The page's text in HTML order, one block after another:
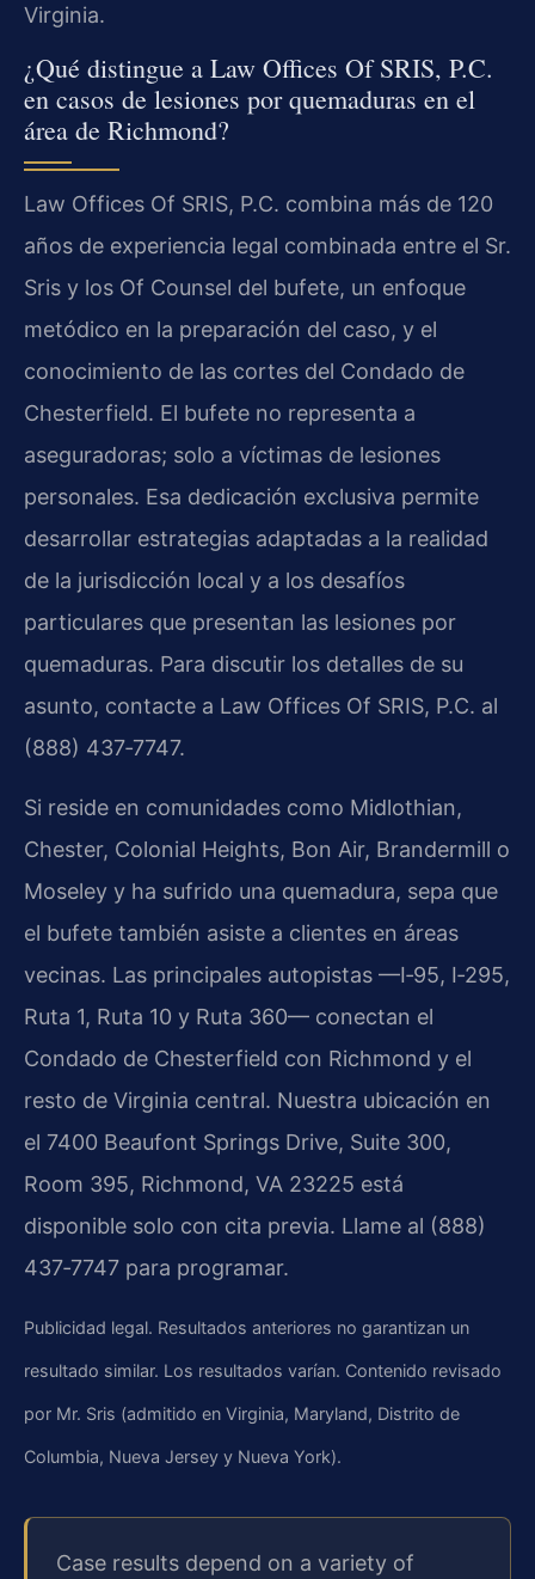
Virginia.
¿Qué distingue a Law Offices Of SRIS, P.C.
en casos de lesiones por quemaduras en el
área de Richmond?
Law Offices Of SRIS, P.C. combina más de 120
años de experiencia legal combinada entre el Sr.
Sris y los Of Counsel del bufete, un enfoque
metódico en la preparación del caso, y el
conocimiento de las cortes del Condado de
Chesterfield. El bufete no representa a
aseguradoras; solo a víctimas de lesiones
personales. Esa dedicación exclusiva permite
desarrollar estrategias adaptadas a la realidad
de la jurisdicción local y a los desafíos
particulares que presentan las lesiones por
quemaduras. Para discutir los detalles de su
asunto, contacte a Law Offices Of SRIS, P.C. al
(888) 437‑7747.
Si reside en comunidades como Midlothian,
Chester, Colonial Heights, Bon Air, Brandermill o
Moseley y ha sufrido una quemadura, sepa que
el bufete también asiste a clientes en áreas
vecinas. Las principales autopistas —I‑95, I‑295,
Ruta 1, Ruta 10 y Ruta 360— conectan el
Condado de Chesterfield con Richmond y el
resto de Virginia central. Nuestra ubicación en
el 7400 Beaufont Springs Drive, Suite 300,
Room 395, Richmond, VA 23225 está
disponible solo con cita previa. Llame al (888)
437‑7747 para programar.
Publicidad legal. Resultados anteriores no garantizan un
resultado similar. Los resultados varían. Contenido revisado
por Mr. Sris (admitido en Virginia, Maryland, Distrito de
Columbia, Nueva Jersey y Nueva York).
Case results depend on a variety of